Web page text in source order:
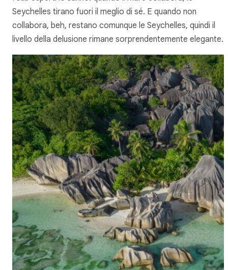
Seychelles tirano fuori il meglio di sé. E quando non
collabora, beh, restano comunque le Seychelles, quindi il
livello della delusione rimane sorprendentemente elegante.